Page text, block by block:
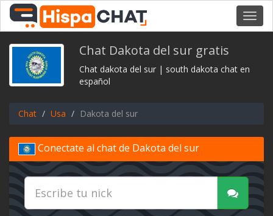
Chat Dakota del sur gratis
Chat dakota del sur | south dakota chat en
español
Chat Usa Dakota del sur
Conectate al chat de Dakota del sur